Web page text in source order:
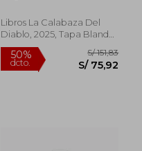
55%
dcto.
S/
S/
Libros La Calabaza Del
Diablo, 2025, Tapa Blanda,
Nuevo